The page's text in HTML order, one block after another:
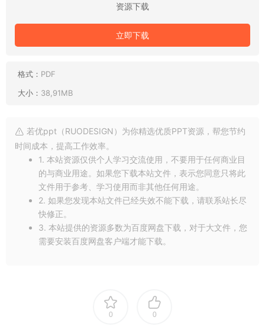
资源下载
立即下载
格式： PDF
大小： 38,91MB
若优ppt（RUODESIGN）为你精选优质PPT资源，帮您节约
时间成本，提高工作效率。
1. 本站资源仅供个人学习交流使用，不要用于任何商业目
的与商业用途。如果您下载本站文件，表示您同意只将此
文件用于参考、学习使用而非其他任何用途。
2. 如果您发现本站文件已经失效不能下载，请联系站长尽
快修正。
3. 本站提供的资源多数为百度网盘下载，对于大文件，您
需要安装百度网盘客户端才能下载。
0 0